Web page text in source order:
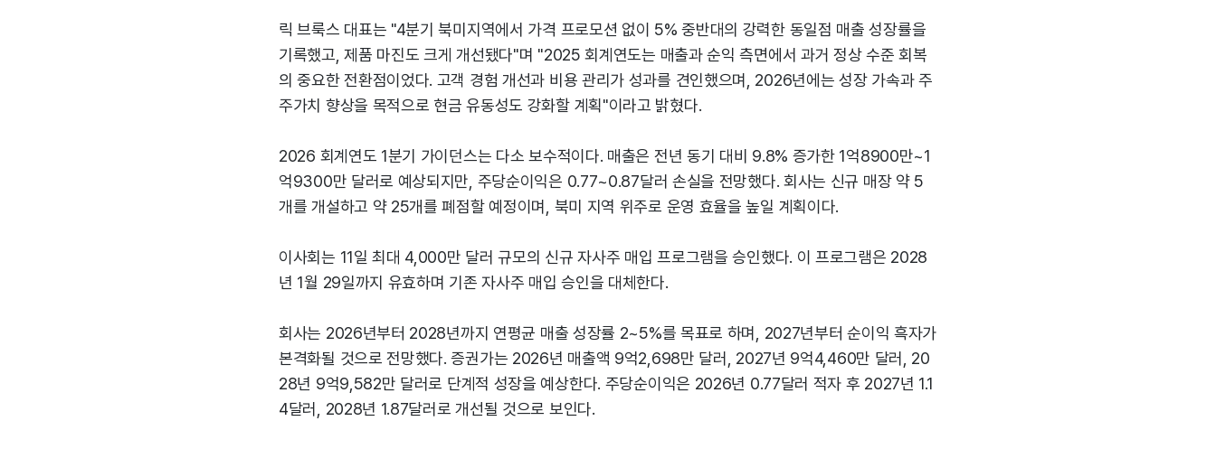
릭 브룩스 대표는 "4분기 북미지역에서 가격 프로모션 없이 5% 중반대의 강력한 동일점 매출 성장률을
기록했고, 제품 마진도 크게 개선됐다"며 "2025 회계연도는 매출과 순익 측면에서 과거 정상 수준 회복
의 중요한 전환점이었다. 고객 경험 개선과 비용 관리가 성과를 견인했으며, 2026년에는 성장 가속과 주
주가치 향상을 목적으로 현금 유동성도 강화할 계획"이라고 밝혔다.
2026 회계연도 1분기 가이던스는 다소 보수적이다. 매출은 전년 동기 대비 9.8% 증가한 1억8900만~1
억9300만 달러로 예상되지만, 주당순이익은 0.77~0.87달러 손실을 전망했다. 회사는 신규 매장 약 5
개를 개설하고 약 25개를 폐점할 예정이며, 북미 지역 위주로 운영 효율을 높일 계획이다.
이사회는 11일 최대 4,000만 달러 규모의 신규 자사주 매입 프로그램을 승인했다. 이 프로그램은 2028
년 1월 29일까지 유효하며 기존 자사주 매입 승인을 대체한다.
회사는 2026년부터 2028년까지 연평균 매출 성장률 2~5%를 목표로 하며, 2027년부터 순이익 흑자가
본격화될 것으로 전망했다. 증권가는 2026년 매출액 9억2,698만 달러, 2027년 9억4,460만 달러, 20
28년 9억9,582만 달러로 단계적 성장을 예상한다. 주당순이익은 2026년 0.77달러 적자 후 2027년 1.1
4달러, 2028년 1.87달러로 개선될 것으로 보인다.